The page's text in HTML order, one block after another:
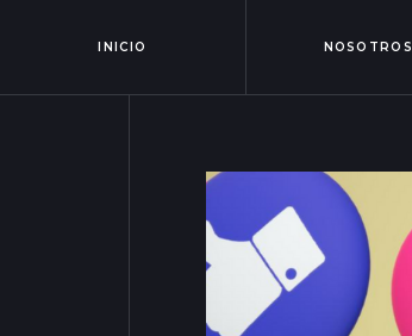
INICIO NOSOTROS